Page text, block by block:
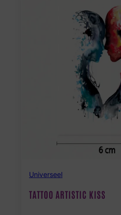
Universeel
TATTOO ARTISTIC KISS